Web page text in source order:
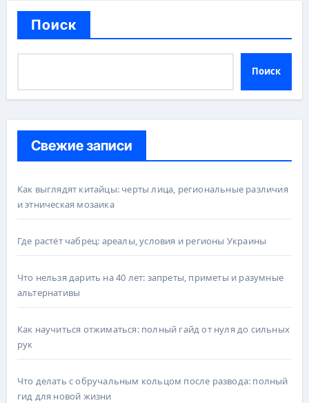
Поиск
Поиск
Свежие записи
Как выглядят китайцы: черты лица, региональные различия
и этническая мозаика
Где растёт чабрец: ареалы, условия и регионы Украины
Что нельзя дарить на 40 лет: запреты, приметы и разумные
альтернативы
Как научиться отжиматься: полный гайд от нуля до сильных
рук
Что делать с обручальным кольцом после развода: полный
гид для новой жизни